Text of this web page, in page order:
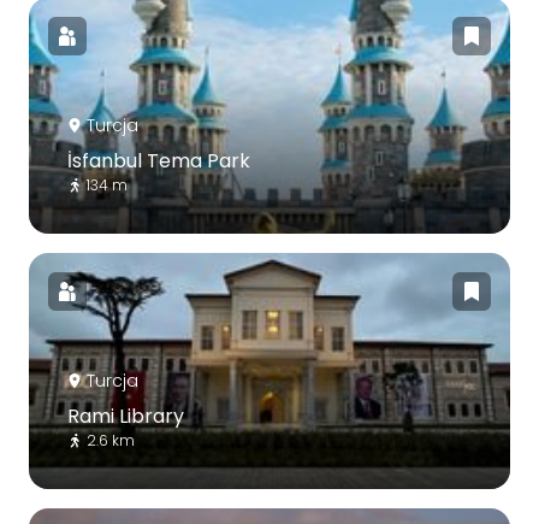
Turcja
İsfanbul Tema Park
134 m
Turcja
Rami Library
2.6 km